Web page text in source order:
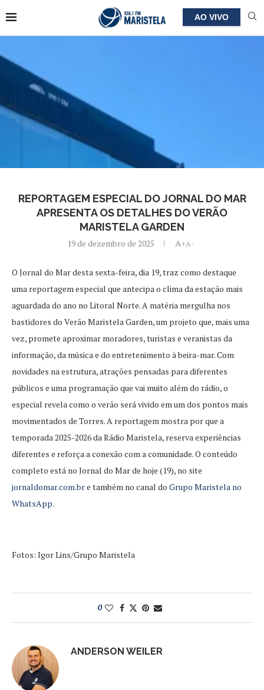
AO VIVO
REPORTAGEM ESPECIAL DO JORNAL DO MAR
APRESENTA OS DETALHES DO VERÃO
MARISTELA GARDEN
19 de dezembro de 2025 A+A-
O Jornal do Mar desta sexta-feira, dia 19, traz como destaque
uma reportagem especial que antecipa o clima da estação mais
aguardada do ano no Litoral Norte. A matéria mergulha nos
bastidores do Verão Maristela Garden, um projeto que, mais uma
vez, promete aproximar moradores, turistas e veranistas da
informação, da música e do entretenimento à beira-mar. Com
novidades na estrutura, atrações pensadas para diferentes
públicos e uma programação que vai muito além do rádio, o
especial revela como o verão será vivido em um dos pontos mais
movimentados de Torres. A reportagem mostra por que a
temporada 2025-2026 da Rádio Maristela, reserva experiências
diferentes e reforça a conexão com a comunidade. O conteúdo
completo está no Jornal do Mar de hoje (19), no site
jornaldomar.com.bre também no canal do Grupo Maristela no
WhatsApp.
Fotos: Igor Lins/Grupo Maristela
0
ANDERSON WEILER